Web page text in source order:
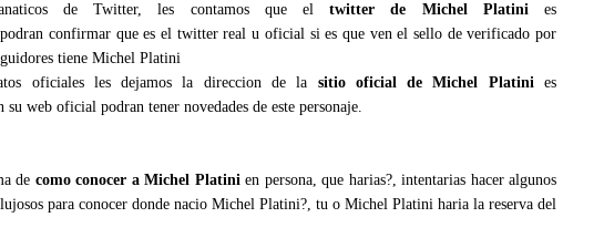
de Twitter, les contamos que eltwitter de Michel Platinies
confirmar que es el twitter real u oficial si es que ven el sello de verificado por
tiene Michel Platini
oficiales les dejamos la direccion de la sitio oficial de Michel Platinies
su web oficial podran tener novedades de este personaje.
de como conocer a Michel Platinien persona, que harias?, intentarias hacer algunos
para conocer donde nacio Michel Platini?, tu o Michel Platini haria la reserva del